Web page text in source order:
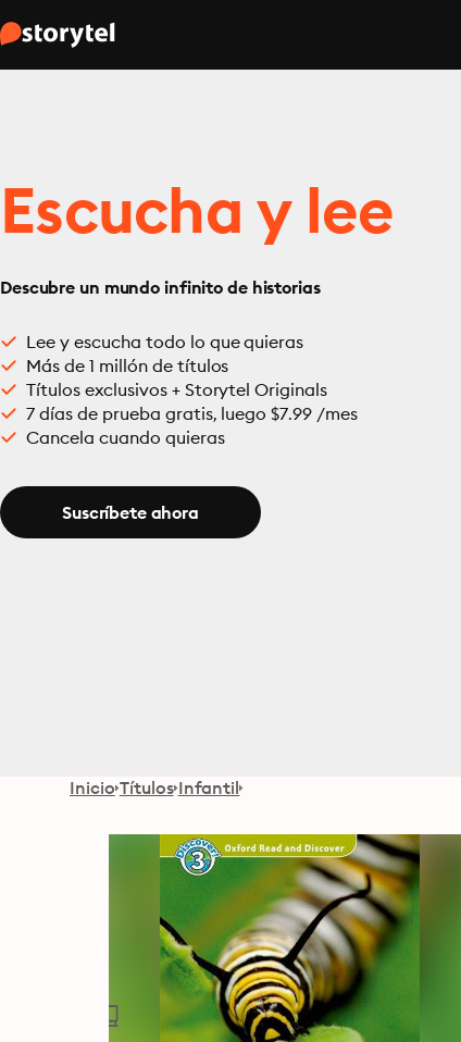
Escucha y lee
Descubre un mundo infinito de historias
Lee y escucha todo lo que quieras
Más de 1 millón de títulos
Títulos exclusivos + Storytel Originals
7 días de prueba gratis, luego $7.99 /mes
Cancela cuando quieras
Suscríbete ahora
Inicio Títulos Infantil